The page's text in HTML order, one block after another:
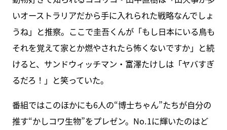
いオーストラリアだから手に入れられた戦略なんでしょ
うね」と推察。ここで圭吾くんが「もし日本にいる鳥も
それを覚えて家とか燃やされたら怖くないですか」と続
けると、サンドウィッチマン・富澤たけしは「ヤバすぎ
るだろ！」と笑っていた。
番組ではこのほかにも6人の“博士ちゃん”たちが自分の
推す“かしコワ生物”をプレゼン。No.1に輝いたのはど